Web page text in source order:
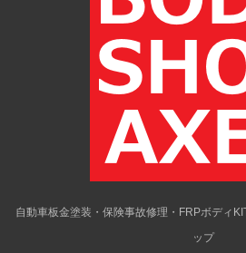
自動車板金塗装・保険事故修理・FRPボディ
ップ